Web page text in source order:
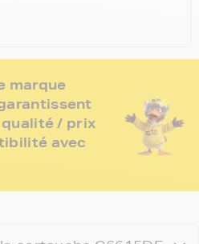
marque
/ prix
avec